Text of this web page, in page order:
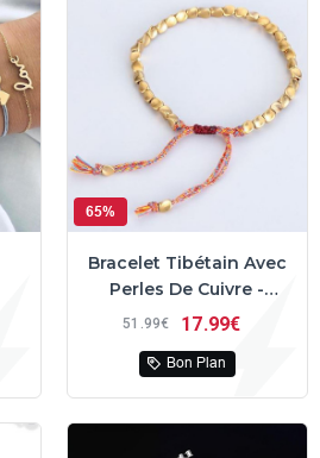
65%
Bracelet Tibétain Avec
Perles De Cuivre -
BaliBali™
51 99€ 17 99€
Bon Plan